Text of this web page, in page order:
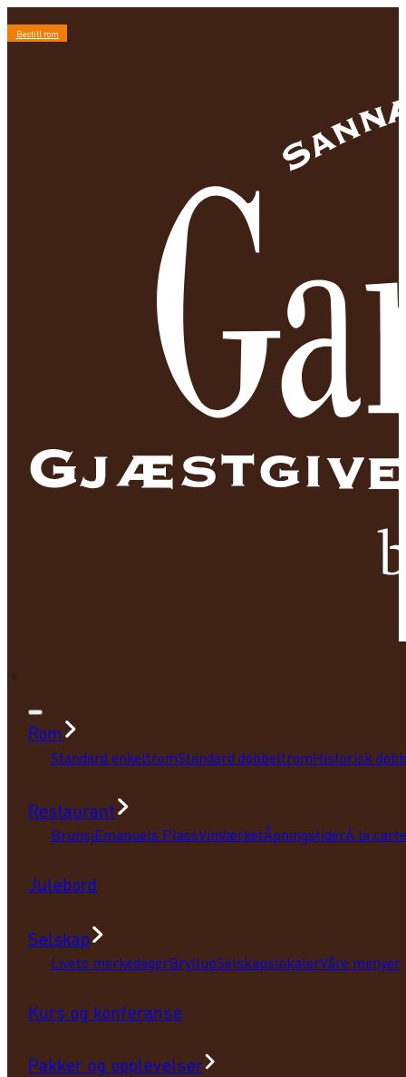
Bestill rom
Rom
Standard enkeltromStandard dobbeltromHistorisk
Restaurant
BrunsjEmanuels PlassVinVærketÅpningstiderÀ la
Julebord
Selskap
Livets merkedagerBryllupSelskapslokalerVåre menyer
Kurs og konferanse
Pakker og opplevelser